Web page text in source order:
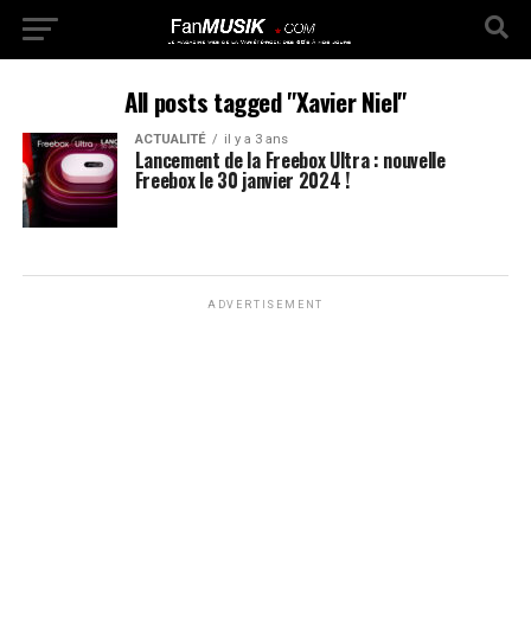
All posts tagged "Xavier Niel"
ACTUALITÉ il y a 3 ans
Lancement de la Freebox Ultra : nouvelle
Freebox le 30 janvier 2024 !
ADVERTISEMENT